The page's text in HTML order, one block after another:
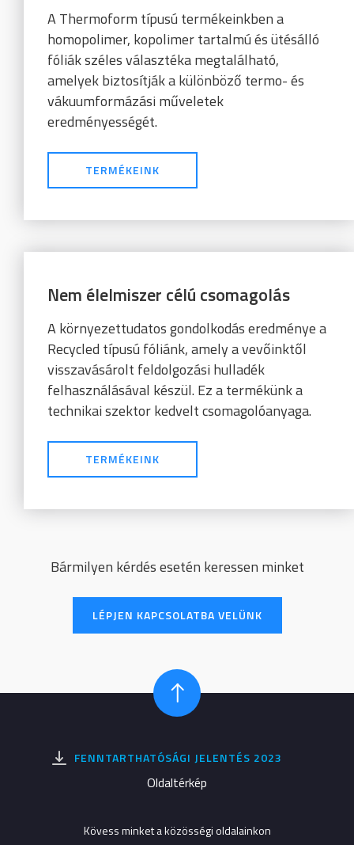
A Thermoform típusú termékeinkben a
homopolimer, kopolimer tartalmú és ütésálló
fóliák széles választéka megtalálható,
amelyek biztosítják a különböző termo- és
vákuumformázási műveletek
eredményességét.
TERMÉKEINK
Nem élelmiszer célú csomagolás
A környezettudatos gondolkodás eredménye a
Recycled típusú fóliánk, amely a vevőinktől
visszavásárolt feldolgozási hulladék
felhasználásával készül. Ez a termékünk a
technikai szektor kedvelt csomagolóanyaga.
TERMÉKEINK
Bármilyen kérdés esetén keressen minket
LÉPJEN KAPCSOLATBA VELÜNK
FENNTARTHATÓSÁGI JELENTÉS 2023
Oldaltérkép